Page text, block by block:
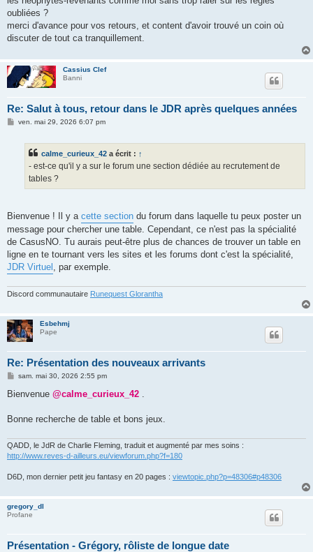
oubliées ?
merci d'avance pour vos retours, et content d'avoir trouvé un coin où
discuter de tout ca tranquillement.
Cassius Clef
Banni
Re: Salut à tous, retour dans le JDR après quelques années
Mven. mai 29, 2026 6:07 pm
calme_curieux_42 a écrit : ↑
- est-ce qu'il y a sur le forum une section dédiée au recrutement de
tables ?
Bienvenue ! Il y a cette section du forum dans laquelle tu peux poster un
message pour chercher une table. Cependant, ce n'est pas la spécialité
de CasusNO. Tu aurais peut-être plus de chances de trouver un table en
ligne en te tournant vers les sites et les forums dont c'est la spécialité,
JDR Virtuel
, par exemple.
Discord communautaire Runequest Glorantha
Esbehmj
Pape
Re: Présentation des nouveaux arrivants
M
s
g
sam. mai 30, 2026 2:55 pm
Bienvenue @calme_curieux_42 .
Bonne recherche de table et bons jeux.
QADD, le JdR de Charlie Fleming, traduit et augmenté par mes soins :
http://www.reves-d-ailleurs.eu/viewforum.php?f=180
D6D, mon dernier petit jeu fantasy en 20 pages : viewtopic.php?p=48306#p48306
gregory_dl
Profane
Présentation - Grégory, rôliste de longue date